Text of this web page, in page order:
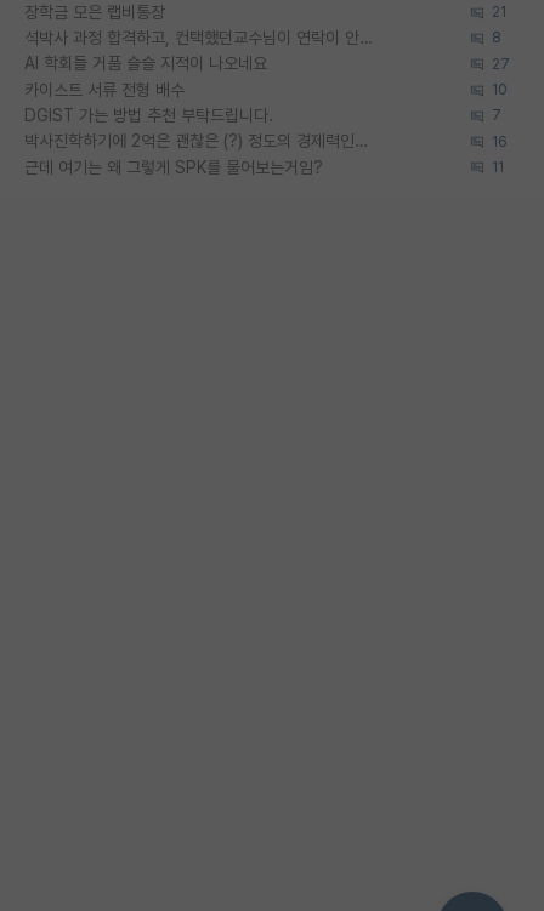
장학금 모은 랩비통장 21
석박사 과정 합격하고, 컨택했던교수님이 연락이 안됩니다... 8
AI 학회들 거품 슬슬 지적이 나오네요 27
카이스트 서류 전형 배수 10
DGIST 가는 방법 추천 부탁드립니다. 7
박사진학하기에 2억은 괜찮은 (?) 정도의 경제력인가요 16
근데 여기는 왜 그렇게 SPK를 물어보는거임? 11